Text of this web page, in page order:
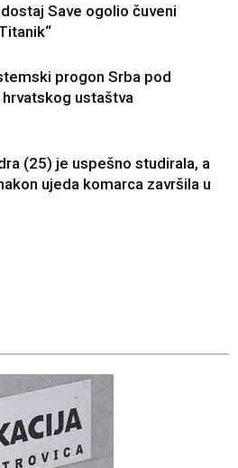
Save ogolio čuveni
progon Srba pod
ustaštva
(25) je uspešno studirala, a
ujeda komarca završila u